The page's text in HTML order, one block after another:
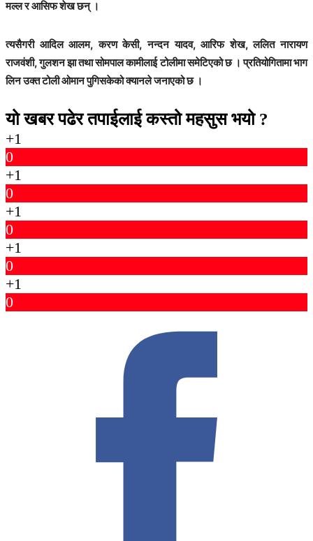
मल्ल र आसिफ शेख छन् ।
त्यसैगरी आदिल आलम, करण केसी, नन्दन यादव, आरिफ शेख, ललित नारायण
राजवंशी, गुलशन झा तथा सोमपाल कामीलाई टोलीमा समेटिएको छ । प्रतियोगितामा भाग
लिन उक्त टोली ओमान पुगिसकेको क्यानले जनाएको छ ।
यो खबर पढेर तपाईलाई कस्तो महसुस भयो ?
+1
0
+1
0
+1
0
+1
0
+1
0